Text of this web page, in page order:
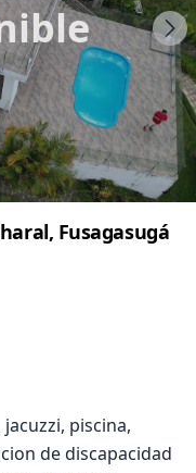
Fusagasugá
piscina,
de discapacidad